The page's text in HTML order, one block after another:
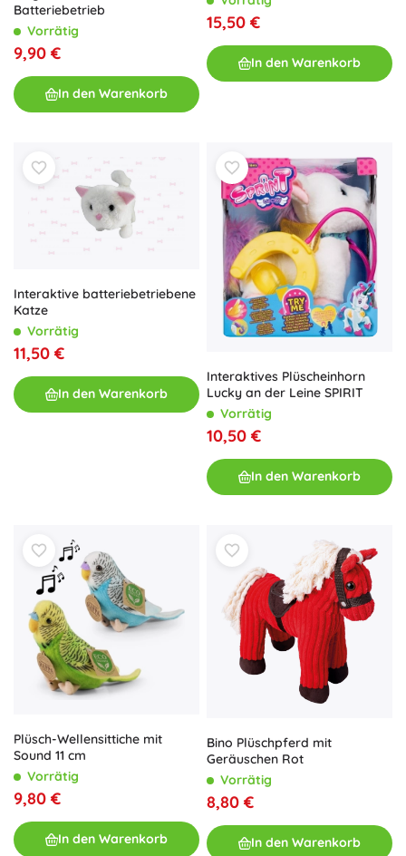
Batteriebetrieb
Vorrätig
9,90 €
In den Warenkorb
15,50 €
In den Warenkorb
Interaktive batteriebetriebene
Katze
Vorrätig
11,50 €
In den Warenkorb
Interaktives Plüscheinhorn
Lucky an der Leine SPIRIT
Vorrätig
10,50 €
In den Warenkorb
Plüsch-Wellensittiche mit
Sound 11 cm
Vorrätig
9,80 €
In den Warenkorb
Bino Plüschpferd mit
Geräuschen Rot
Vorrätig
8,80 €
In den Warenkorb